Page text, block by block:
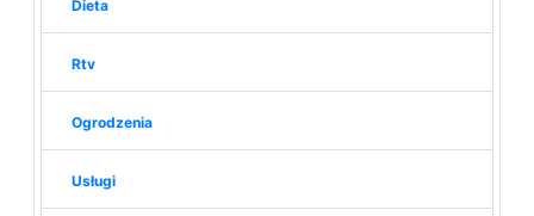
Dieta
Rtv
Ogrodzenia
Usługi